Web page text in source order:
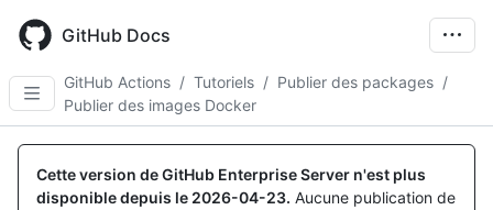
main
content
GitHub Docs
GitHub Actions / Tutoriels / Publier des packages /
Publier des images Docker
Cette version de GitHub Enterprise Server n'est plus
disponible depuis le 2026-04-23. Aucune publication de